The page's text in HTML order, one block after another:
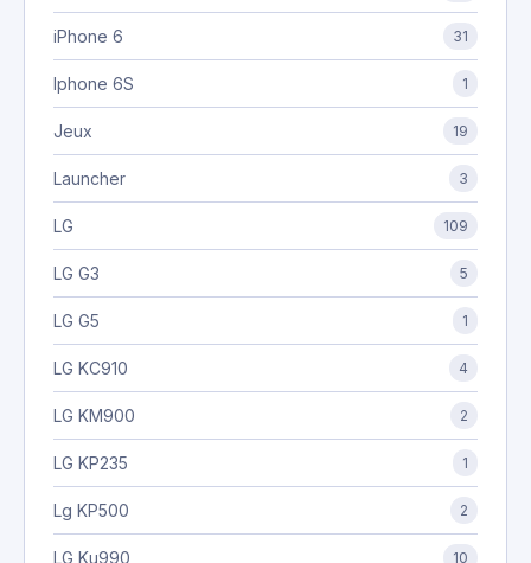
iPhone 6 31
Iphone 6S 1
Jeux 19
Launcher 3
LG 109
LG G3 5
LG G5 1
LG KC910 4
LG KM900 2
LG KP235 1
Lg KP500 2
LG Ku990 10